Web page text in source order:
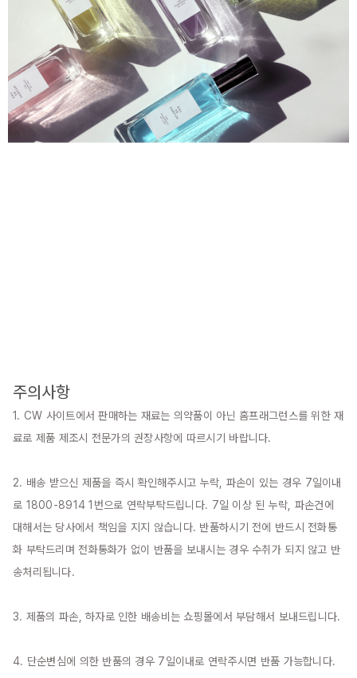
주의사항
1. CW 사이트에서 판매하는 재료는 의약품이 아닌 홈프래그런스를 위한 재
료로 제품 제조시 전문가의 권장사항에 따르시기 바랍니다.
2. 배송 받으신 제품을 즉시 확인해주시고 누락, 파손이 있는 경우 7일이내
로 1800-8914 1번으로 연락부탁드립니다. 7일 이상 된 누락, 파손건에
대해서는 당사에서 책임을 지지 않습니다. 반품하시기 전에 반드시 전화통
화 부탁드리며 전화통화가 없이 반품을 보내시는 경우 수취가 되지 않고 반
송처리됩니다.
3. 제품의 파손, 하자로 인한 배송비는 쇼핑몰에서 부담해서 보내드립니다.
4. 단순변심에 의한 반품의 경우 7일이내로 연락주시면 반품 가능합니다.